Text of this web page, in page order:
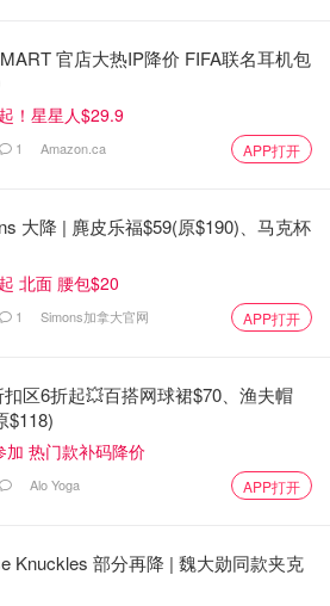
官店大热IP降价 FIFA联名耳机包
！星星人$29.9
1 Amazon.ca APP打开
大降 | 麂皮乐福$59(原$190)、马克杯
北面 腰包$20
1 Simons加拿大官网 APP打开
扣区6折起💥百搭网球裙$70、渔夫帽
$118)
加 热门款补码降价
Alo Yoga APP打开
Knuckles 部分再降 | 魏大勋同款夹克